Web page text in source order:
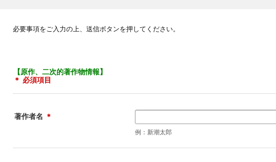
必要事項をご入力の上、送信ボタンを押してください。
【原作、二次的著作物情報】
＊ 必須項目
著作者名 ＊
例：新潮太郎